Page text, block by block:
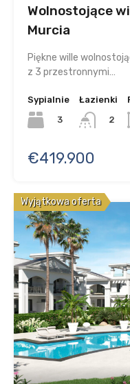
Wolnostojące
Murcia
Piękne wille
z 3 przestronnymi…
Sypialnie
3
Łazienki
2
€419.900
Wyjątkowa oferta